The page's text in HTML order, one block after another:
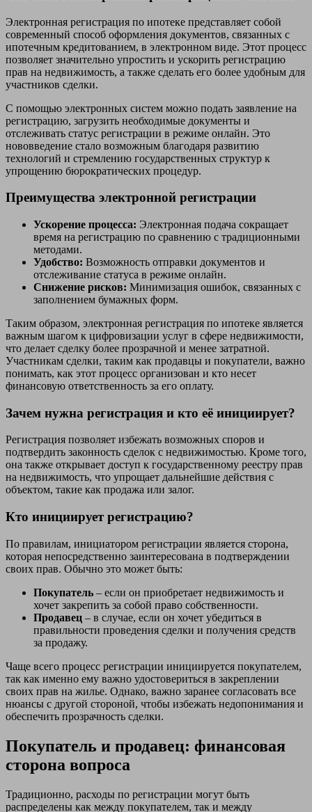
Электронная регистрация по ипотеке представляет собой
современный способ оформления документов, связанных с
ипотечным кредитованием, в электронном виде. Этот процесс
позволяет значительно упростить и ускорить регистрацию
прав на недвижимость, а также сделать его более удобным для
участников сделки.
С помощью электронных систем можно подать заявление на
регистрацию, загрузить необходимые документы и
отслеживать статус регистрации в режиме онлайн. Это
нововведение стало возможным благодаря развитию
технологий и стремлению государственных структур к
упрощению бюрократических процедур.
Преимущества электронной регистрации
Ускорение процесса: Электронная подача сокращает
время на регистрацию по сравнению с традиционными
методами.
Удобство: Возможность отправки документов и
отслеживание статуса в режиме онлайн.
Снижение рисков: Минимизация ошибок, связанных с
заполнением бумажных форм.
Таким образом, электронная регистрация по ипотеке является
важным шагом к цифровизации услуг в сфере недвижимости,
что делает сделку более прозрачной и менее затратной.
Участникам сделки, таким как продавцы и покупатели, важно
понимать, как этот процесс организован и кто несет
финансовую ответственность за его оплату.
Зачем нужна регистрация и кто её инициирует?
Регистрация позволяет избежать возможных споров и
подтвердить законность сделок с недвижимостью. Кроме того,
она также открывает доступ к государственному реестру прав
на недвижимость, что упрощает дальнейшие действия с
объектом, такие как продажа или залог.
Кто инициирует регистрацию?
По правилам, инициатором регистрации является сторона,
которая непосредственно заинтересована в подтверждении
своих прав. Обычно это может быть:
Покупатель – если он приобретает недвижимость и
хочет закрепить за собой право собственности.
Продавец – в случае, если он хочет убедиться в
правильности проведения сделки и получения средств
за продажу.
Чаще всего процесс регистрации инициируется покупателем,
так как именно ему важно удостовериться в закреплении
своих прав на жилье. Однако, важно заранее согласовать все
нюансы с другой стороной, чтобы избежать недопонимания и
обеспечить прозрачность сделки.
Покупатель и продавец: финансовая
сторона вопроса
Традиционно, расходы по регистрации могут быть
распределены как между покупателем, так и между